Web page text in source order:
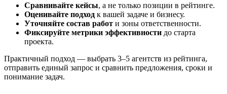
Сравнивайте кейсы, а не только позиции в рейтинге.
Оценивайте подход к вашей задаче и бизнесу.
Уточняйте состав работ и зоны ответственности.
Фиксируйте метрики эффективности до старта
проекта.
Практичный подход — выбрать 3–5 агентств из рейтинга,
отправить единый запрос и сравнить предложения, сроки и
понимание задач.